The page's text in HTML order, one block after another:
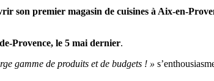
son premier magasin de cuisines à Aix-en-
Provence, le 5 mai dernier.
gamme de produits et de budgets ! »